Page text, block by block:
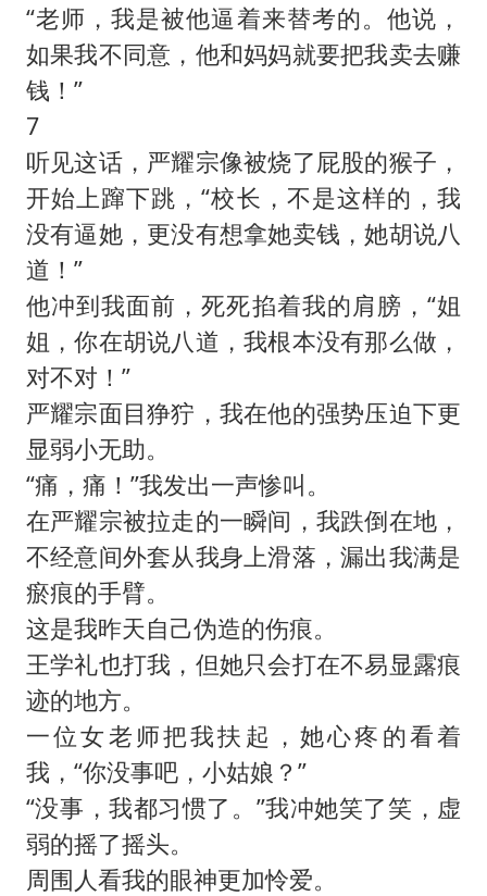
“老师，我是被他逼着来替考的。他说，
如果我不同意，他和妈妈就要把我卖去赚
钱！”
7
听见这话，严耀宗像被烧了屁股的猴子，
开始上蹿下跳，“校长，不是这样的，我
没有逼她，更没有想拿她卖钱，她胡说八
道！”
他冲到我面前，死死掐着我的肩膀，“姐
姐，你在胡说八道，我根本没有那么做，
对不对！”
严耀宗面目狰狞，我在他的强势压迫下更
显弱小无助。
“痛，痛！”我发出一声惨叫。
在严耀宗被拉走的一瞬间，我跌倒在地，
不经意间外套从我身上滑落，漏出我满是
瘀痕的手臂。
这是我昨天自己伪造的伤痕。
王学礼也打我，但她只会打在不易显露痕
迹的地方。
一位女老师把我扶起，她心疼的看着
我，“你没事吧，小姑娘？”
“没事，我都习惯了。”我冲她笑了笑，虚
弱的摇了摇头。
周围人看我的眼神更加怜爱。